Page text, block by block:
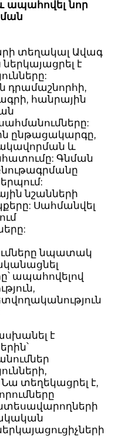
ապահովել նոր
տեղակալ Ավագ
է
դրամաշնորհի,
հանրային
ընթացակարգը,
և
Գնման
նշանների
Սահմանվել
նպատակ
ապահովելով
է
Նա տեղեկացրել է,